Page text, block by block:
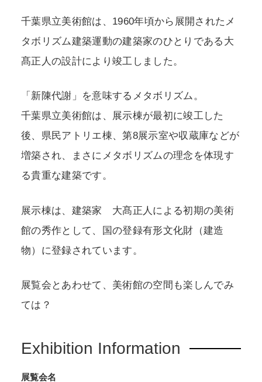
千葉県立美術館は、1960年頃から展開されたメ
タボリズム建築運動の建築家のひとりである大
髙正人の設計により竣工しました。
「新陳代謝」を意味するメタボリズム。
千葉県立美術館は、展示棟が最初に竣工した
後、県民アトリエ棟、第8展示室や収蔵庫などが
増築され、まさにメタボリズムの理念を体現す
る貴重な建築です。
展示棟は、建築家 大髙正人による初期の美術
館の秀作として、国の登録有形文化財（建造
物）に登録されています。
展覧会とあわせて、美術館の空間も楽しんでみ
ては？
Exhibition Information
展覧会名